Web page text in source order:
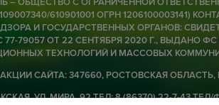
610901001 ОГРН 1206100003141)
И ГОСУДАРСТВЕННЫХ ОРГАНОВ:
79057 ОТ 22 СЕНТЯБРЯ 2020 Г., ВЫДАНО ФС
ТЕХНОЛОГИЙ И МАССОВЫХ
САЙТА: 347660, РОСТОВСКАЯ
УЛ. МИРА, 92 ТЕЛ: 8 (86370) 22-7-43 ТЕЛ/